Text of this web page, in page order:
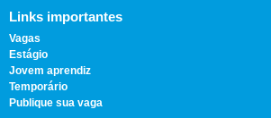
Links importantes
Vagas
Estágio
Jovem aprendiz
Temporário
Publique sua vaga